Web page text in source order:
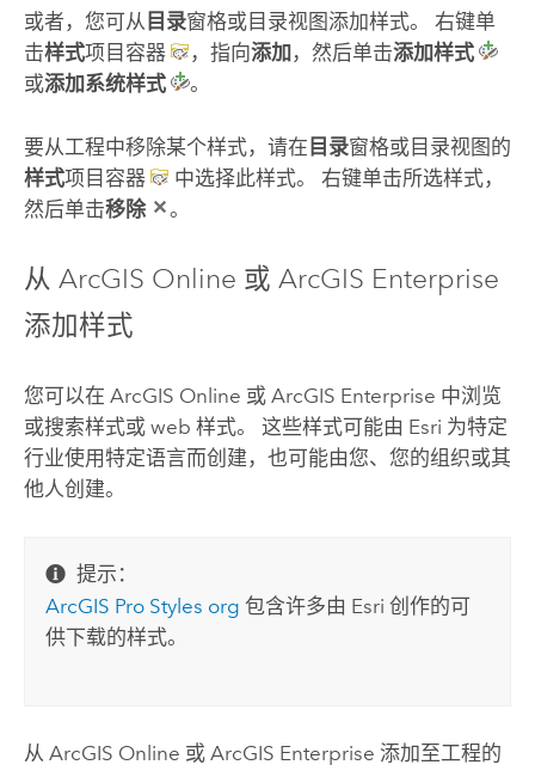
或者，您可从 目录窗格或目录视图添加样式。 右键单
击样式项目容器 ，指向添加 ，然后单击添加样式
或添加系统样式 。
要从工程中移除某个样式，请在 目录窗格或目录视图的
样式项目容器
中选择此样式。 右键单击所选样式，
然后单击移除 。
从 ArcGIS Online 或 ArcGIS Enterprise
添加样式
您可以在 ArcGIS Online 或 ArcGIS Enterprise 中浏览
或搜索样式或 web 样式。 这些样式可能由 Esri 为特定
行业使用特定语言而创建，也可能由您、您的组织或其
他人创建。
提示：
ArcGIS Pro Styles org 包含许多由 Esri 创作的可
供下载的样式。
从 ArcGIS Online 或 ArcGIS Enterprise 添加至工程的